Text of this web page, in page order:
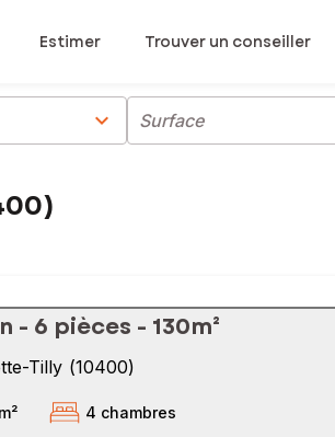
Estimer Trouver un conseiller
chevron_right Surface
- 6 pièces - 130m²
Tilly (10400)
4 chambres